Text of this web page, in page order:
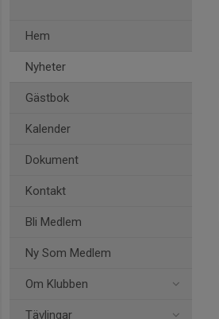
Hem
Nyheter
Gästbok
Kalender
Dokument
Kontakt
Bli Medlem
Ny Som Medlem
Om Klubben
Tävlingar